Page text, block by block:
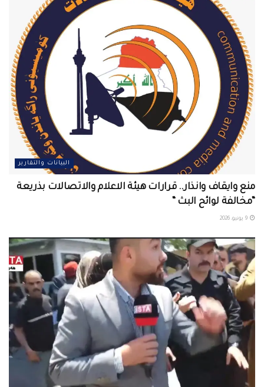
البيانات والتقارير
منع وايقاف وانذار.. قرارات هيئة الاعلام والاتصالات بذريعة
“مخالفة لوائح البث “